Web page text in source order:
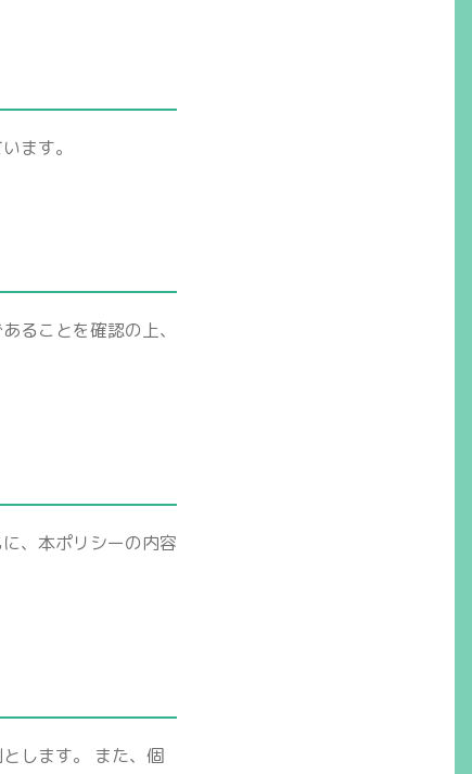
ます。
ることを確認の上、
、本ポリシーの内容
します。 また、個